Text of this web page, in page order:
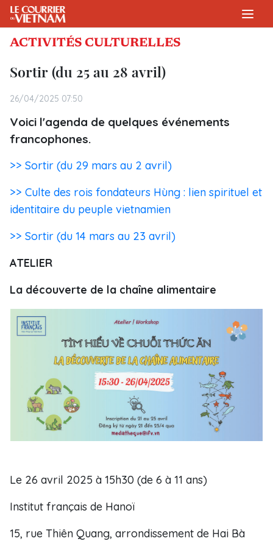
ACTIVITÉS CULTURELLES
Sortir (du 25 au 28 avril)
26/04/2025 07:50
Voici l'agenda de quelques événements
francophones.
>> Sortir (du 29 mars au 2 avril)
>> Culte des rois fondateurs Hùng : lien spirituel et
identitaire du peuple vietnamien
>> Sortir (du 14 mars au 23 avril)
ATELIER
La découverte de la chaîne alimentaire
Le 26 avril 2025 à 15h30 (de 6 à 11 ans)
Institut français de Hanoï
15, rue Thiên Quang, arrondissement de Hai Bà